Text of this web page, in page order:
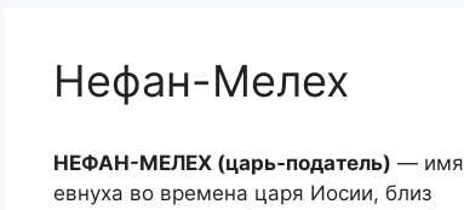
Нефан-Мелех
НЕФАН-МЕЛЕХ (царь-податель) — имя
евнуха во времена царя Иосии, близ